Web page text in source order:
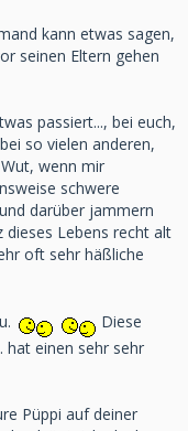
kann etwas sagen,
seinen Eltern gehen
passiert..., bei euch,
so vielen anderen,
wenn mir
schwere
darüber jammern
Lebens recht alt
oft sehr häßliche
Diese
hat einen sehr sehr
Püppi auf deiner